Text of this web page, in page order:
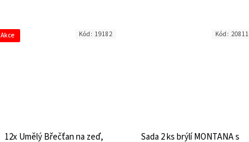
Akce
12x Umělý Břečťan na zeď,
Kód: 19182
Sada 2 ks brýlí MONTANA s
Kód: 20811